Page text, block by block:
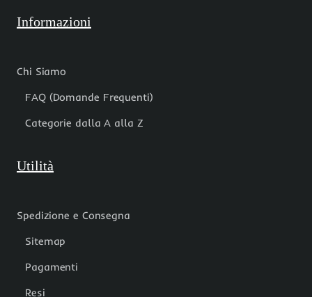
Informazioni
Chi Siamo
FAQ (Domande Frequenti)
Categorie dalla A alla Z
Utilità
Spedizione e Consegna
Sitemap
Pagamenti
Resi